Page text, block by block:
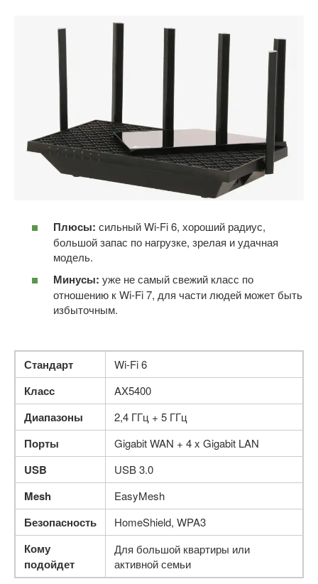
Плюсы: сильный Wi-Fi 6, хороший радиус,
большой запас по нагрузке, зрелая и удачная
модель.
Минусы: уже не самый свежий класс по
отношению к Wi-Fi 7, для части людей может быть
избыточным.
Стандарт Wi-Fi 6
Класс AX5400
Диапазоны 2,4 ГГц + 5 ГГц
Порты Gigabit WAN + 4 x Gigabit LAN
USB USB 3.0
Mesh EasyMesh
Безопасность HomeShield, WPA3
Кому
подойдет
Для большой квартиры или
активной семьи